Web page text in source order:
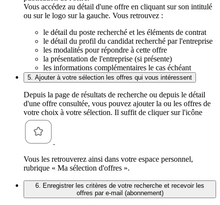
Vous accédez au détail d'une offre en cliquant sur son intitulé
ou sur le logo sur la gauche. Vous retrouvez :
le détail du poste recherché et les éléments de contrat
le détail du profil du candidat recherché par l'entreprise
les modalités pour répondre à cette offre
la présentation de l'entreprise (si présente)
les informations complémentaires le cas échéant
5. Ajouter à votre sélection les offres qui vous intéressent
Depuis la page de résultats de recherche ou depuis le détail
d'une offre consultée, vous pouvez ajouter la ou les offres de
votre choix à votre sélection. Il suffit de cliquer sur l'icône
.
Vous les retrouverez ainsi dans votre espace personnel,
rubrique « Ma sélection d'offres ».
6. Enregistrer les critères de votre recherche et recevoir les
offres par e-mail (abonnement)